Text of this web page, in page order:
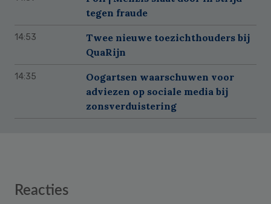
tegen fraude
14:53
Twee nieuwe toezichthouders bij
QuaRijn
14:35
Oogartsen waarschuwen voor
adviezen op sociale media bij
zonsverduistering
Reader
Reacties